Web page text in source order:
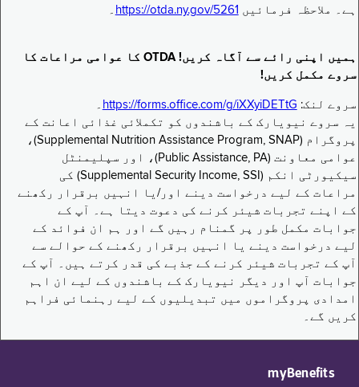
ہے۔ ملاحظہ فرمائیں https://otda.ny.gov/5261 ۔
ہمیں اپنی رائے سے آگاہ کریں! OTDA کا عوامی مراعات کا
سروے مکمل کریں!
سروے لنک: https://forms.office.com/g/iXXyiDETtG ۔
یہ سروے نیویارک کے باشندوں کو تکملائی غذائی اعانت کے
پروگرام (Supplemental Nutrition Assistance Program, SNAP)،
عوامی معاونت (Public Assistance, PA)، اور سپلیمنٹل
سیکیورٹی انکم (Supplemental Security Income, SSI) کی
مراعات کے لیے درخواست دینے اور/یا انہیں برقرار رکھنے
کے اپنے تجربات شیئر کرنے کی دعوت دیتا ہے۔ آپ کے
جوابات مکمل طور پر گمنام رہیں گے اور ہم ان فوائد کے
لیے درخواست دینے یا انہیں برقرار رکھنے کے حوالے سے
آپ کے تجربات شیئر کرنے کے جذبے کی قدر کرتے ہیں۔ آپ کے
جوابات آپ اور دیگر نیویارک کے باشندوں کے لیے ان اہم
امدادی پروگراموں میں تبدیلیوں کے لیے رہنمائی فراہم
کریں گے۔
myBenefits